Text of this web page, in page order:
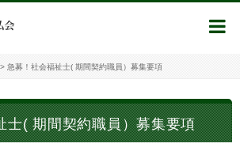
> 急募！社会福祉士( 期間契約職員）募集要項
士( 期間契約職員）募集要項